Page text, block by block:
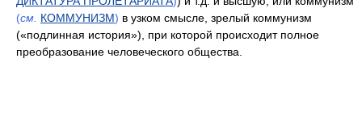
(см. КОММУНИЗМ) в узком смысле, зрелый коммунизм
(«подлинная история»), при которой происходит полное
преобразование человеческого общества.